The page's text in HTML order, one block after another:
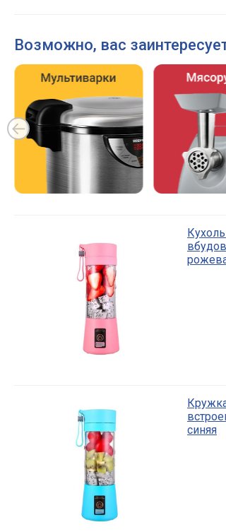
Возможно, вас
синяя